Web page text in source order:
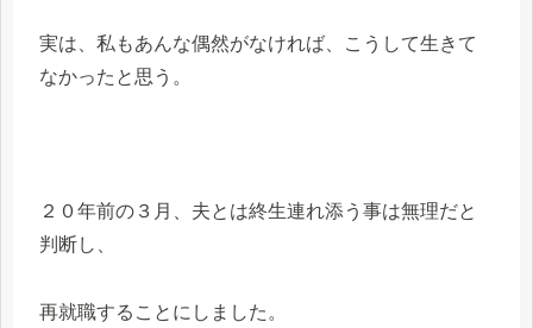
実は、私もあんな偶然がなければ、こうして生きて
なかったと思う。
２０年前の３月、夫とは終生連れ添う事は無理だと
判断し、
再就職することにしました。